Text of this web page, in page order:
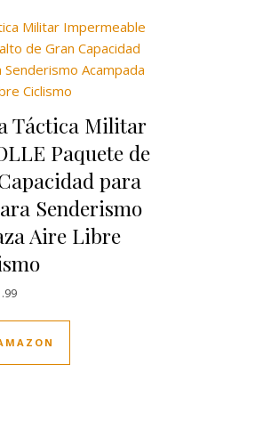
Táctica Militar
Paquete de
para
Senderismo
Aire Libre